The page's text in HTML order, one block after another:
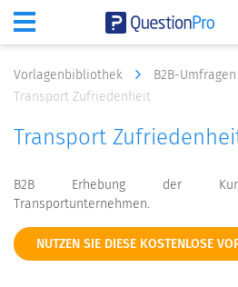
Vorlagenbibliothek
B2B-Umfragen
Transport Zufriedenheit
Transport
B2B Erhebung der
Transportunternehmen.
NUTZEN SIE DIESE KOSTENLOSE